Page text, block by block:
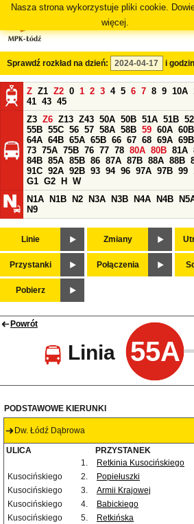
Nasza strona wykorzystuje pliki cookie.
więcej.
Sprawdź rozkład na dzień: i
Z Z1 Z2 0 1 2 3 4 5 6 7 8 9 10A
41 43 45
Z3 Z6 Z13 Z43 50A 50B 51A 51B 52
55B 55C 56 57 58A 58B 59 60A 60B
64A 64B 65A 65B 66 67 68 69A 69B
73 75A 75B 76 77 78 80A 80B 81A
84B 85A 85B 86 87A 87B 88A 88B
91C 92A 92B 93 94 96 97A 97B 99
G1 G2 H
W
N1A
N1B N2 N3A N3B N4A N4B
N9
Linie Zmiany
Przystanki Połączenia
Pobierz
Powrót
Linia 55A
PODSTAWOWE KIERUNKI
Dw. Łódź Dąbrowa
ULICA PRZYSTANEK
1.
Retkinia Kusocińskiego
Kusocińskiego
2. Popiełuszki
Kusocińskiego
3. Armii Krajowej
Kusocińskiego
4. Babickiego
Kusocińskiego
5. Retkińska